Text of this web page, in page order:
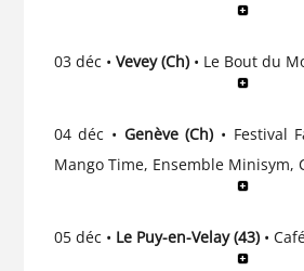
03 déc • Vevey (Ch) • Le Bout du
04 déc • Genève (Ch) • Festival
Mango Time, Ensemble Minisym,
05 déc • Le Puy-en-Velay (43) •